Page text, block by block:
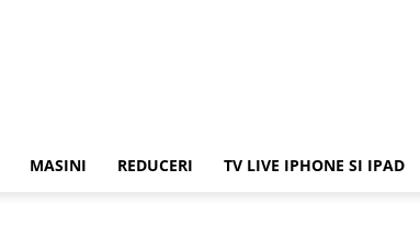
MASINI REDUCERI TV LIVE IPHONE SI IPAD